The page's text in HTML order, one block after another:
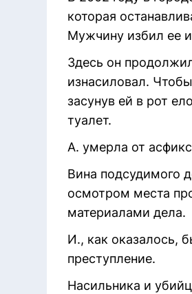
которая
Мужчину избил ее
Здесь он
изнасиловал.
засунув ей в рот
туалет.
А. умерла от
Вина подсудимого
осмотром места
материалами дела.
И., как оказалось,
преступление.
Насильника и